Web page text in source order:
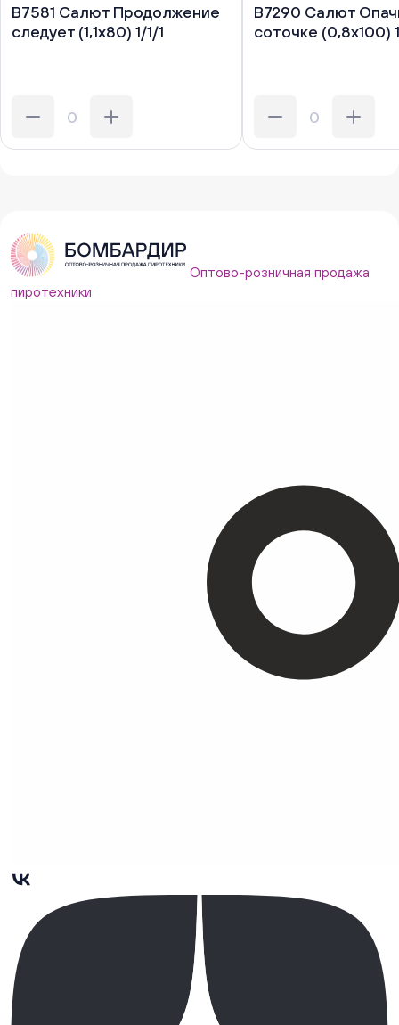
В7581 Салют Продолжение
следует (1,1х80) 1/1/1
В7290 Салют
соточке (0,8х100)
Оптово-розничная продажа
пиротехники